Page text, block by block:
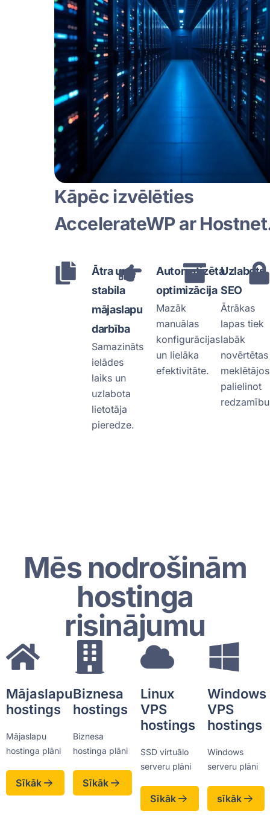
Kāpēc izvēlēties
AccelerateWP ar
Ātra un
stabila
mājaslapu
darbība
Samazināts
ielādes
laiks un
uzlabota
lietotāja
pieredze.
Automatizēta
optimizācija
Mazāk
manuālas
konfigurācijas
un lielāka
efektivitāte.
Uzlabots
SEO
Ātrākas
lapas tiek
labāk
novērtētas
palielinot
Mēs nodrošinām
hostinga
risinājumu
Mājaslapu
hostings
Mājaslapu
hostinga plāni
Sīkāk
Biznesa
hostings
Biznesa
hostinga plāni
Sīkāk
Linux
VPS
hostings
SSD virtuālo
serveru plāni
Sīkāk
Windows
VPS
hostings
Windows
serveru plāni
sīkāk